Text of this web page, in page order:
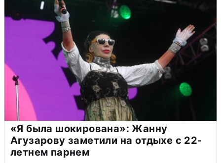
«Я была шокирована»: Жанну
Агузарову заметили на отдыхе с 22-
летнем парнем